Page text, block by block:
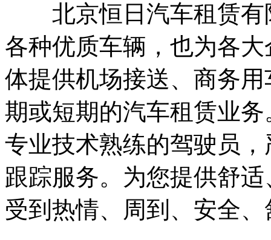
北京恒日汽车租赁有
各种优质车辆，也为各
体提供机场接送、商务
期或短期的汽车租赁业
专业技术熟练的驾驶员
跟踪服务。为您提供舒
受到热情、周到、安全